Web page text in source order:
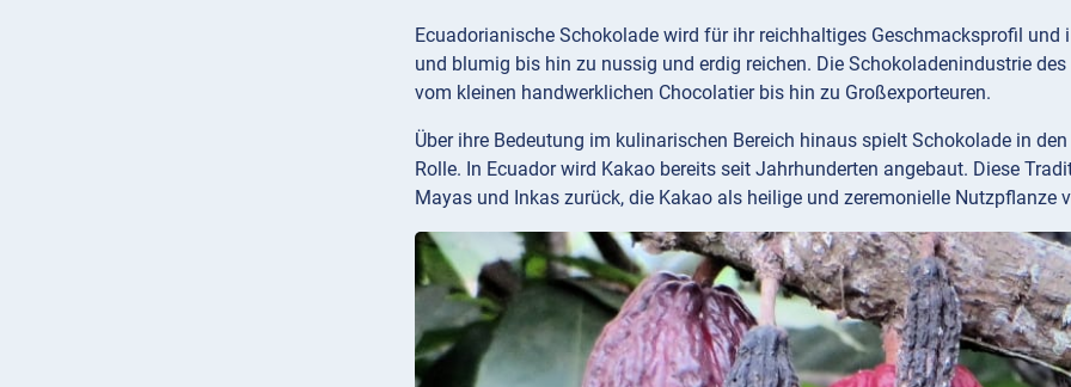
Ecuadorianische Schokolade wird für ihr reichhaltiges Geschmacksprofil
und blumig bis hin zu nussig und erdig reichen. Die Schokoladenindustrie
vom kleinen handwerklichen Chocolatier bis hin zu Großexporteuren.
Über ihre Bedeutung im kulinarischen Bereich hinaus spielt Schokolade in
Rolle. In Ecuador wird Kakao bereits seit Jahrhunderten angebaut. Diese
Mayas und Inkas zurück, die Kakao als heilige und zeremonielle Nutzpflanze